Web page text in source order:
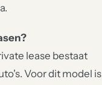
lease bestaat
Voor dit model is